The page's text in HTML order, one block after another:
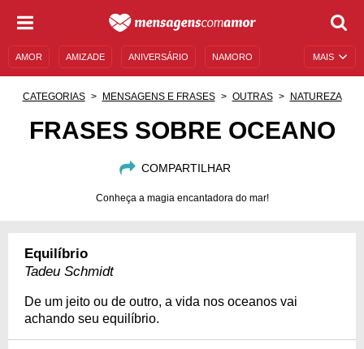
MAIS
AMOR AMIZADE ANIVERSÁRIO NAMORO
CATEGORIAS MENSAGENS E FRASES OUTRAS NATUREZA
FRASES SOBRE OCEANO
COMPARTILHAR
Conheça a magia encantadora do mar!
Equilíbrio
Tadeu Schmidt
De um jeito ou de outro, a vida nos oceanos vai
achando seu equilíbrio.